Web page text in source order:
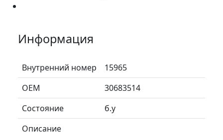
Информация
Внутренний номер
15965
ОЕМ
30683514
Состояние
б.у
Описание